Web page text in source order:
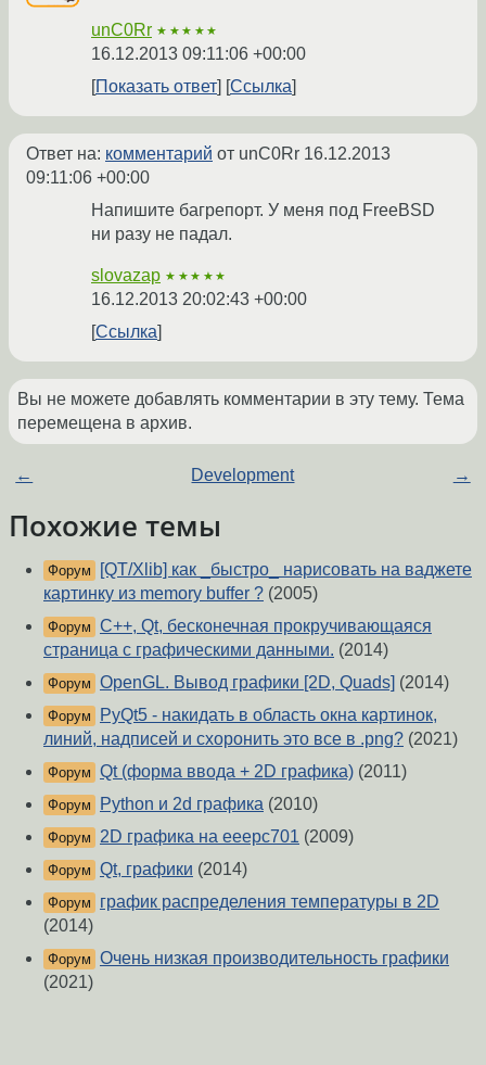
unC0Rr ★★★★★
16.12.2013 09:11:06 +00:00
Показать ответ
Ссылка
Ответ на: комментарий от unC0Rr 16.12.2013
09:11:06 +00:00
Напишите багрепорт. У меня под FreeBSD
ни разу не падал.
slovazap ★★★★★
16.12.2013 20:02:43 +00:00
Ссылка
Вы не можете добавлять комментарии в эту тему. Тема
перемещена в архив.
← Development →
Похожие темы
Форум
[QT/Xlib] как _быстро_ нарисовать на ваджете
картинку из memory buffer ? (2005)
Форум C++, Qt, бесконечная прокручивающаяся
страница с графическими данными. (2014)
Форум OpenGL. Вывод графики [2D, Quads] (2014)
Форум
PyQt5 - накидать в область окна картинок,
линий, надписей и схоронить это все в .png? (2021)
Форум Qt (форма ввода + 2D графика) (2011)
Форум Python и 2d графика (2010)
Форум 2D графика на eeepc701 (2009)
Форум Qt, графики (2014)
Форум
график распределения температуры в 2D
(2014)
Форум Очень низкая производительность графики
(2021)